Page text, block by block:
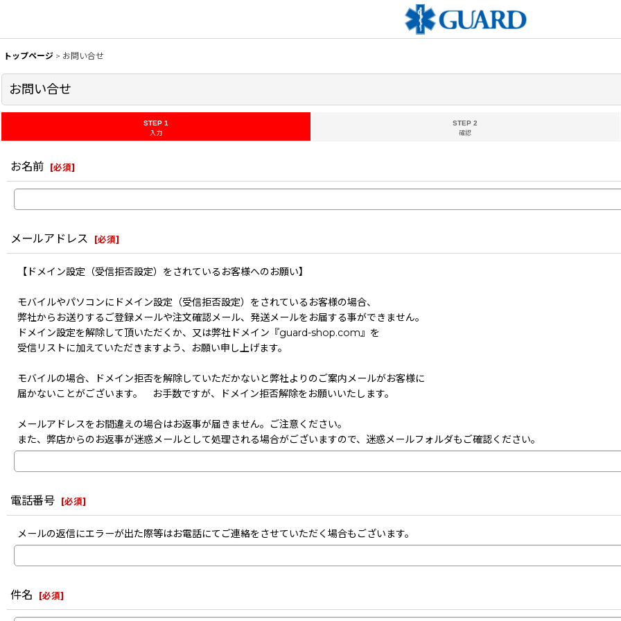
トップページ > お問い合せ
お問い合せ
STEP 1
入力
STEP 2
確認
お名前 [必須]
メールアドレス [必須]
【ドメイン設定（受信拒否設定）をされているお客様へのお願い】
モバイルやパソコンにドメイン設定（受信拒否設定）をされているお客様の場合、
弊社からお送りするご登録メールや注文確認メール、発送メールをお届する事ができません。
ドメイン設定を解除して頂いただくか、又は弊社ドメイン『guard-shop.com』を
受信リストに加えていただきますよう、お願い申し上げます。
モバイルの場合、ドメイン拒否を解除していただかないと弊社よりのご案内メールがお客様に
届かないことがございます。 お手数ですが、ドメイン拒否解除をお願いいたします。
メールアドレスをお間違えの場合はお返事が届きません。ご注意ください。
また、弊店からのお返事が迷惑メールとして処理される場合がございますので、迷惑メールフォルダもご確認ください。
電話番号 [必須]
メールの返信にエラーが出た際等はお電話にてご連絡をさせていただく場合もございます。
件名 [必須]